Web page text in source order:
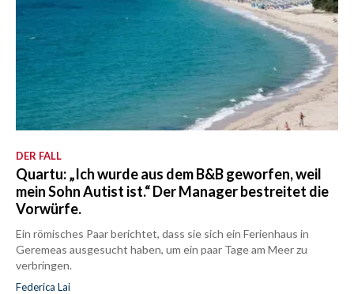
DER FALL
Quartu: „Ich wurde aus dem B&B geworfen, weil
mein Sohn Autist ist.“ Der Manager bestreitet die
Vorwürfe.
Ein römisches Paar berichtet, dass sie sich ein Ferienhaus in
Geremeas ausgesucht haben, um ein paar Tage am Meer zu
verbringen.
Federica Lai